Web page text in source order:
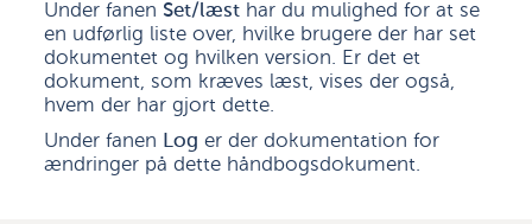
Under fanen Set/læst har du mulighed for at se
en udførlig liste over, hvilke brugere der har set
dokumentet og hvilken version. Er det et
dokument, som kræves læst, vises der også,
hvem der har gjort dette.
Under fanen Log er der dokumentation for
ændringer på dette håndbogsdokument.